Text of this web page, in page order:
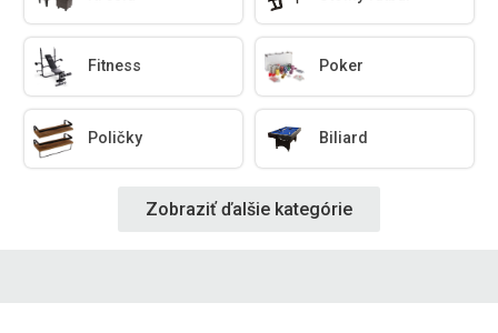
Fitness Poker
Poličky Biliard
Zobraziť ďalšie kategórie